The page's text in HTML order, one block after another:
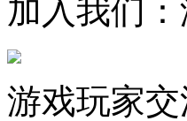
加入我们
游戏玩家